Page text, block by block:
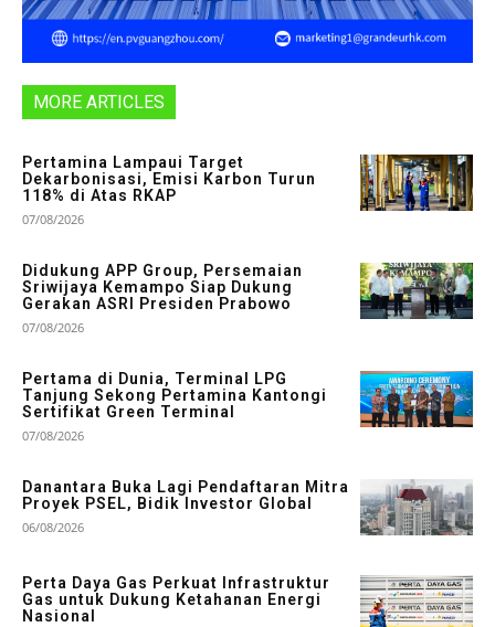
MORE ARTICLES
Pertamina Lampaui Target
Dekarbonisasi, Emisi Karbon Turun
118% di Atas RKAP
07/08/2026
Didukung APP Group, Persemaian
Sriwijaya Kemampo Siap Dukung
Gerakan ASRI Presiden Prabowo
07/08/2026
Pertama di Dunia, Terminal LPG
Tanjung Sekong Pertamina Kantongi
Sertifikat Green Terminal
07/08/2026
Danantara Buka Lagi Pendaftaran Mitra
Proyek PSEL, Bidik Investor Global
06/08/2026
Perta Daya Gas Perkuat Infrastruktur
Gas untuk Dukung Ketahanan Energi
Nasional